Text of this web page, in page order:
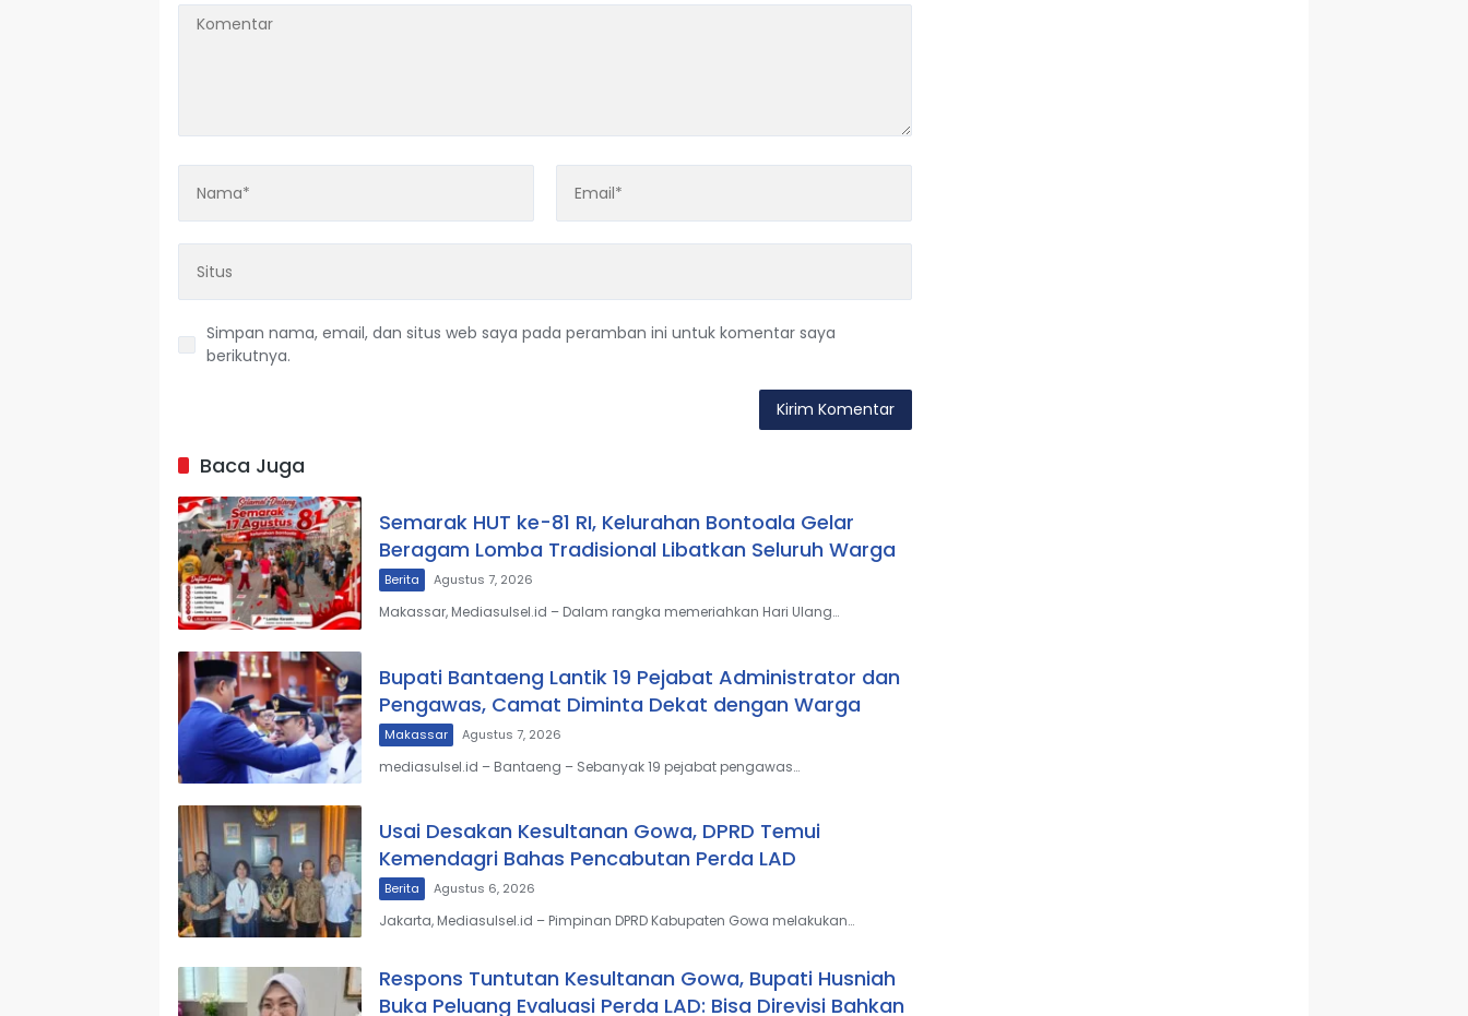
Simpan nama, email, dan situs web saya pada peramban ini untuk komentar saya
berikutnya.
Baca Juga
Semarak HUT ke-81 RI, Kelurahan Bontoala Gelar
Beragam Lomba Tradisional Libatkan Seluruh Warga
Berita Agustus 7, 2026
Makassar, Mediasulsel.id – Dalam rangka memeriahkan Hari Ulang…
Bupati Bantaeng Lantik 19 Pejabat Administrator dan
Pengawas, Camat Diminta Dekat dengan Warga
Makassar Agustus 7, 2026
mediasulsel.id – Bantaeng – Sebanyak 19 pejabat pengawas…
Usai Desakan Kesultanan Gowa, DPRD Temui
Kemendagri Bahas Pencabutan Perda LAD
Berita Agustus 6, 2026
Jakarta, Mediasulsel.id – Pimpinan DPRD Kabupaten Gowa melakukan…
Respons Tuntutan Kesultanan Gowa, Bupati Husniah
Buka Peluang Evaluasi Perda LAD: Bisa Direvisi Bahkan